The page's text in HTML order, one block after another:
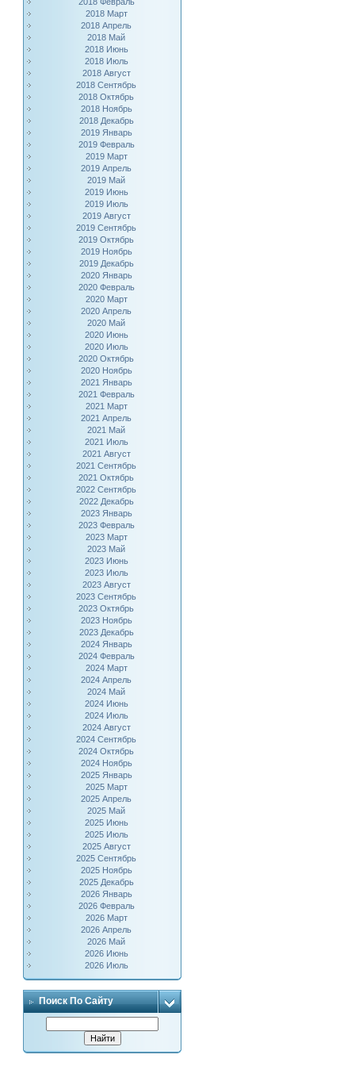
2018 Март
2018 Апрель
2018 Май
2018 Июнь
2018 Июль
2018 Август
2018 Сентябрь
2018 Октябрь
2018 Ноябрь
2018 Декабрь
2019 Январь
2019 Февраль
2019 Март
2019 Апрель
2019 Май
2019 Июнь
2019 Июль
2019 Август
2019 Сентябрь
2019 Октябрь
2019 Ноябрь
2019 Декабрь
2020 Январь
2020 Февраль
2020 Март
2020 Апрель
2020 Май
2020 Июнь
2020 Июль
2020 Октябрь
2020 Ноябрь
2021 Январь
2021 Февраль
2021 Март
2021 Апрель
2021 Май
2021 Июль
2021 Август
2021 Сентябрь
2021 Октябрь
2022 Сентябрь
2022 Декабрь
2023 Январь
2023 Февраль
2023 Март
2023 Май
2023 Июнь
2023 Июль
2023 Август
2023 Сентябрь
2023 Октябрь
2023 Ноябрь
2023 Декабрь
2024 Январь
2024 Февраль
2024 Март
2024 Апрель
2024 Май
2024 Июнь
2024 Июль
2024 Август
2024 Сентябрь
2024 Октябрь
2024 Ноябрь
2025 Январь
2025 Март
2025 Апрель
2025 Май
2025 Июнь
2025 Июль
2025 Август
2025 Сентябрь
2025 Ноябрь
2025 Декабрь
2026 Январь
2026 Февраль
2026 Март
2026 Апрель
2026 Май
2026 Июнь
2026 Июль
Поиск По Сайту